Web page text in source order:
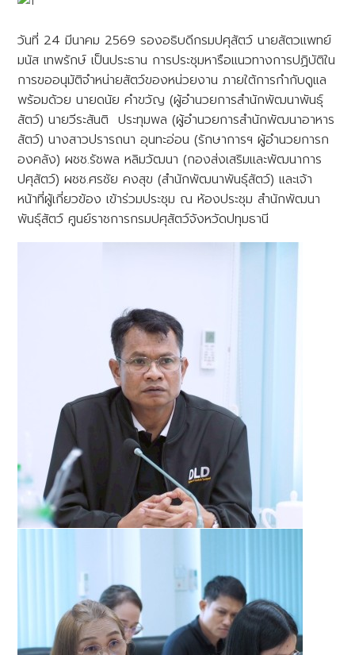
วันที่ 24 มีนาคม 2569 รองอธิบดีกรมปศุสัตว์ นายสัตวแพทย์
มนัส เทพรักษ์ เป็นประธาน การประชุมหารือแนวทางการปฏิบัติใน
การขออนุมัติจำหน่ายสัตว์ของหน่วยงาน ภายใต้การกำกับดูแล
พร้อมด้วย นายดนัย คำขวัญ (ผู้อำนวยการสำนักพัฒนาพันธุ์
สัตว์) นายวีระสันติ ประทุมพล (ผู้อำนวยการสำนักพัฒนาอาหาร
สัตว์) นางสาวปรารถนา อุนทะอ่อน (รักษาการฯ ผู้อำนวยการก
องคลัง) ผชช.รัชพล หลิมวัฒนา (กองส่งเสริมและพัฒนาการ
ปศุสัตว์) ผชช.ศรชัย คงสุข (สำนักพัฒนาพันธุ์สัตว์) และเจ้า
หน้าที่ผู้เกี่ยวข้อง เข้าร่วมประชุม ณ ห้องประชุม สำนักพัฒนา
พันธุ์สัตว์ ศูนย์ราชการกรมปศุสัตว์จังหวัดปทุมธานี